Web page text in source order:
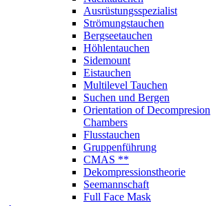
Ausrüstungsspezialist
Strömungstauchen
Bergseetauchen
Höhlentauchen
Sidemount
Eistauchen
Multilevel Tauchen
Suchen und Bergen
Orientation of Decompresion
Chambers
Flusstauchen
Gruppenführung
CMAS **
Dekompressionstheorie
Seemannschaft
Full Face Mask